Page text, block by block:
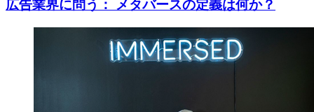
広告業界に問う： メタバースの定義は何か？